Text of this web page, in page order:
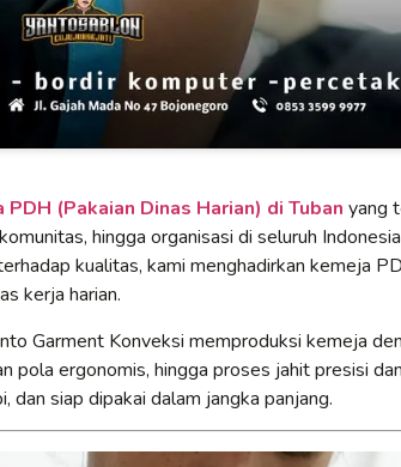
(Pakaian Dinas Harian) di Tuban yang
hingga organisasi di seluruh
kualitas, kami menghadirkan kemeja
kerja harian.
Garment Konveksi memproduksi kemeja
pola ergonomis, hingga proses jahit presisi
siap dipakai dalam jangka panjang.